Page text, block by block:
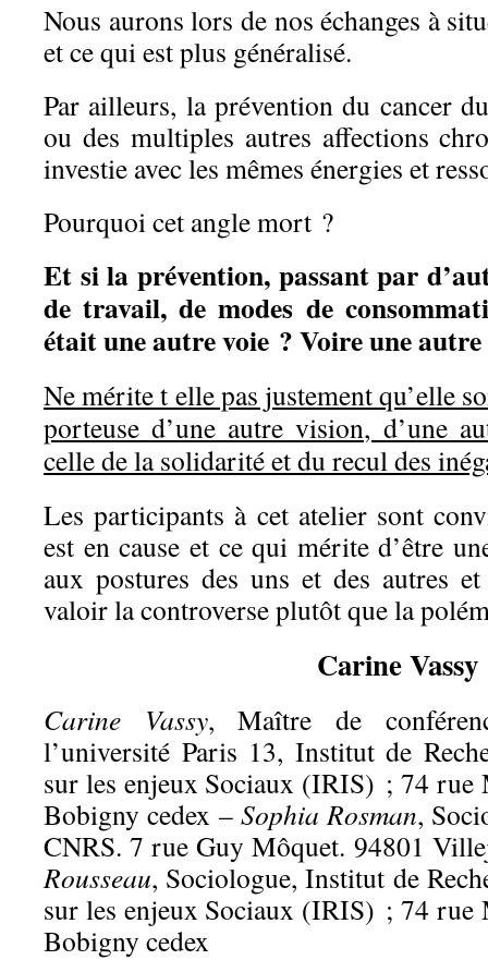
Nous aurons lors de nos échanges à
et ce qui est plus généralisé.
Par ailleurs, la prévention du cancer
ou des multiples autres affections
investie avec les mêmes énergies et
Pourquoi cet angle mort ?
Et si la prévention, passant par
de travail, de modes de
était une autre voie ? Voire une
Ne mérite t elle pas justement qu’elle
porteuse d’une autre vision, d’une
celle de la solidarité et du recul des
Les participants à cet atelier sont
est en cause et ce qui mérite d’être
aux postures des uns et des autres
valoir la controverse plutôt que la
Carine Vassy
Carine Vassy, Maître de
l’université Paris 13, Institut de
sur les enjeux Sociaux (IRIS) ; 74 rue
Bobigny cedex – Sophia Rosman,
CNRS. 7 rue Guy Môquet. 94801
Rousseau, Sociologue, Institut de
sur les enjeux Sociaux (IRIS) ; 74 rue
Bobigny cedex